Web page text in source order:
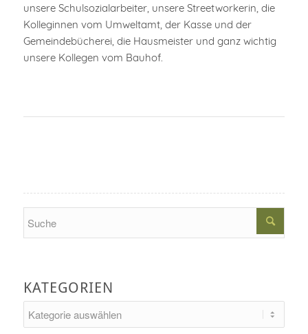
unsere Schulsozialarbeiter, unsere Streetworkerin, die
Kolleginnen vom Umweltamt, der Kasse und der
Gemeindebücherei, die Hausmeister und ganz wichtig
unsere Kollegen vom Bauhof.
KATEGORIEN